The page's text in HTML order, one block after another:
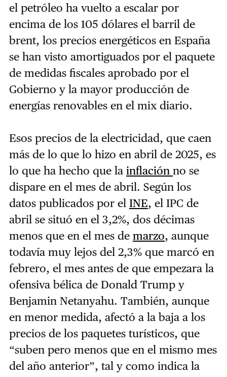
el petróleo ha vuelto a escalar por
encima de los 105 dólares el barril de
brent, los precios energéticos en España
se han visto amortiguados por el paquete
de medidas fiscales aprobado por el
Gobierno y la mayor producción de
energías renovables en el mix diario.
Esos precios de la electricidad, que caen
más de lo que lo hizo en abril de 2025, es
lo que ha hecho que la inflación no se
dispare en el mes de abril. Según los
datos publicados por el INE, el IPC de
abril se situó en el 3,2%, dos décimas
menos que en el mes de marzo, aunque
todavía muy lejos del 2,3% que marcó en
febrero, el mes antes de que empezara la
ofensiva bélica de Donald Trump y
Benjamin Netanyahu. También, aunque
en menor medida, afectó a la baja a los
precios de los paquetes turísticos, que
“suben pero menos que en el mismo mes
del año anterior”, tal y como indica la